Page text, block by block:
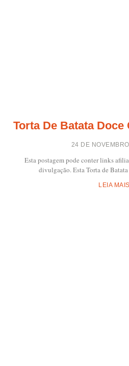
Torta De Batata
24 DE
Esta postagem pode conter links
divulgação. Esta Torta de
LEIA MAIS